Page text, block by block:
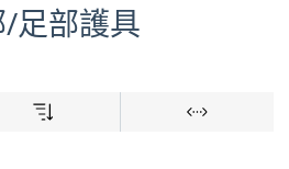
足部護具